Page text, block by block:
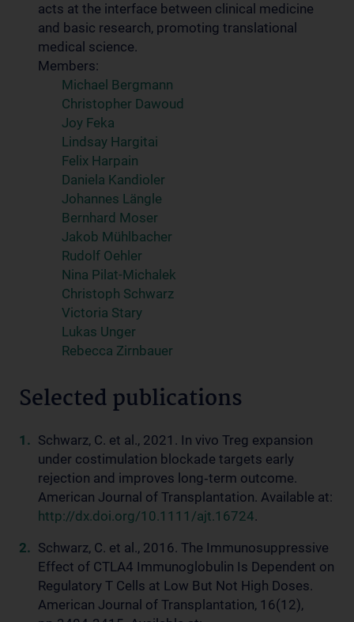
acts at the interface between clinical medicine
and basic research, promoting translational
medical science.
Members:
Michael Bergmann
Christopher Dawoud
Joy Feka
Lindsay Hargitai
Felix Harpain
Daniela Kandioler
Johannes Längle
Bernhard Moser
Jakob Mühlbacher
Rudolf Oehler
Nina Pilat-Michalek
Christoph Schwarz
Victoria Stary
Lukas Unger
Rebecca Zirnbauer
Selected publications
Schwarz, C. et al., 2021. In vivo Treg expansion
under costimulation blockade targets early
rejection and improves long‐term outcome.
American Journal of Transplantation. Available at:
http://dx.doi.org/10.1111/ajt.16724.
Schwarz, C. et al., 2016. The Immunosuppressive
Effect of CTLA4 Immunoglobulin Is Dependent on
Regulatory T Cells at Low But Not High Doses.
American Journal of Transplantation, 16(12),